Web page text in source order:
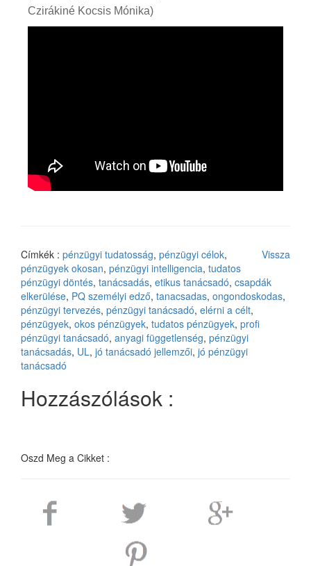
Czirákiné Kocsis Mónika)
Vissza
Címkék : pénzügyi tudatosság, pénzügyi célok,
pénzügyek okosan, pénzügyi intelligencia, tudatos
pénzügyi döntés, tanácsadás, etikus tanácsadó, csapdák
elkerülése, PQ személyi edző, tanacsadas, ongondoskodas,
pénzügyi tervezés, pénzügyi tanácsadó, elérni a célt,
pénzügyek, okos pénzügyek, tudatos pénzügyek, profi
pénzügyi tanácsadó, anyagi függetlenség, pénzügyi
tanácsadás, UL, jó tanácsadó jellemzői, jó pénzügyi
tanácsadó
Hozzászólások :
Oszd Meg a Cikket :